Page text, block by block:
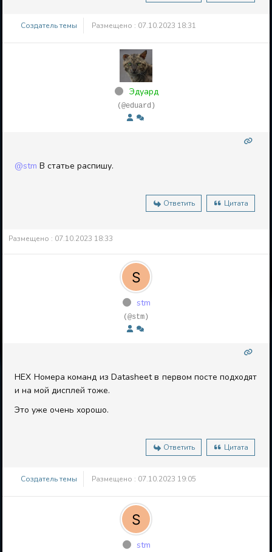
Создатель темы Размещено : 07.10.2023 18:31
Эдуард
(@eduard)
@stm В статье распишу.
Ответить Цитата
Размещено : 07.10.2023 18:33
stm
(@stm)
HEX Номера команд из Datasheet в первом посте подходят
и на мой дисплей тоже.
Это уже очень хорошо.
Ответить Цитата
Создатель темы Размещено : 07.10.2023 19:05
stm